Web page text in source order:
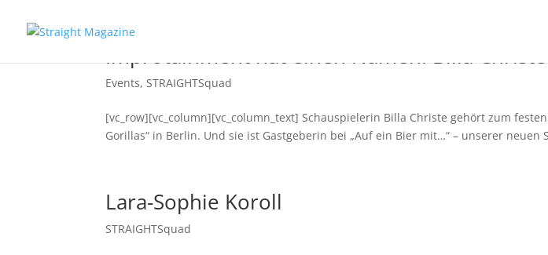
Improtainment hat einen Namen: Billa Christe
Events,STRAIGHTSquad
[vc_row][vc_column][vc_column_text] Schauspielerin Billa Christe gehört zum
Gorillas“ in Berlin. Und sie ist Gastgeberin bei „Auf ein Bier mit…“ – unserer neuen
Lara-Sophie Koroll
STRAIGHTSquad